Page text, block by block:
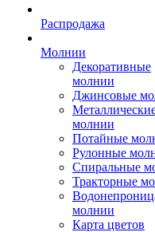
Распродажа
Молнии
Декоративные
молнии
Джинсовые
молнии
Потайные
Рулонные
Спиральные
Тракторные
молнии
Карта цветов